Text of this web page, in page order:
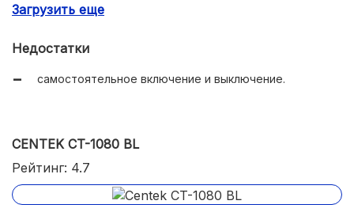
достаточный объем (300 мл);
Загрузить еще
Недостатки
самостоятельное включение и выключение.
CENTEK CT-1080 BL
Рейтинг: 4.7